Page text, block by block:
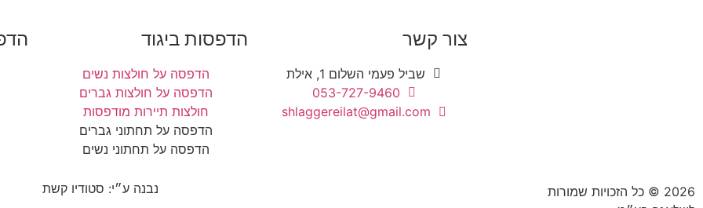
צור קשר
שביל פעמי השלום 1, אילת​
053-727-9460
shlaggereilat@gmail.com
הדפסות ביגוד
הדפסה על חולצות נשים
הדפסה על חולצות גברים
חולצות תיירות מודפסות
הדפסה על תחתוני גברים
הדפסה על תחתוני נשים
2026 © כל הזכויות שמורות
נבנה ע״י: סטודיו קשת